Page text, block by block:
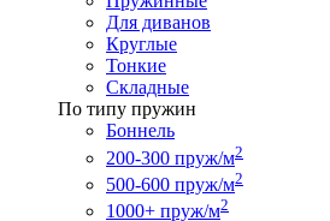
Для диванов
Круглые
Тонкие
Складные
По типу пружин
Боннель
200-300 пруж/м2
500-600 пруж/м2
1000+ пруж/м2